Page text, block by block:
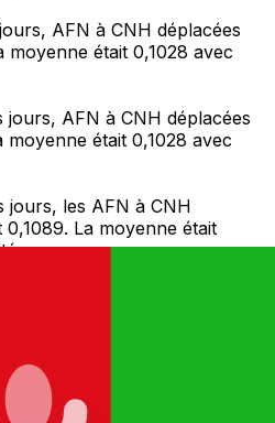
AFN à CNH déplacées
moyenne était 0,1028 avec
AFN à CNH déplacées
moyenne était 0,1028 avec
jours, les AFN à CNH
0,1089. La moyenne était
les fonctionnalités